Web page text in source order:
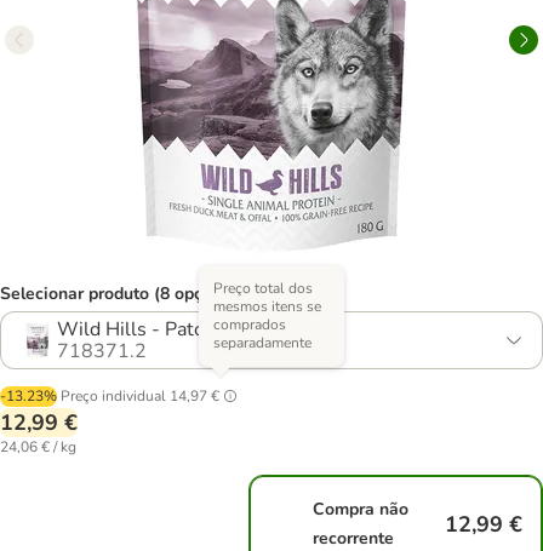
Selecionar produto (8 opções)
Wild Hills - Pato
718371.2
-13.23% Preço individual 14,97 €
Preço total dos
mesmos itens se
comprados
separadamente
12,99 €
24,06 € / kg
Compra não
recorrente
12,99 €